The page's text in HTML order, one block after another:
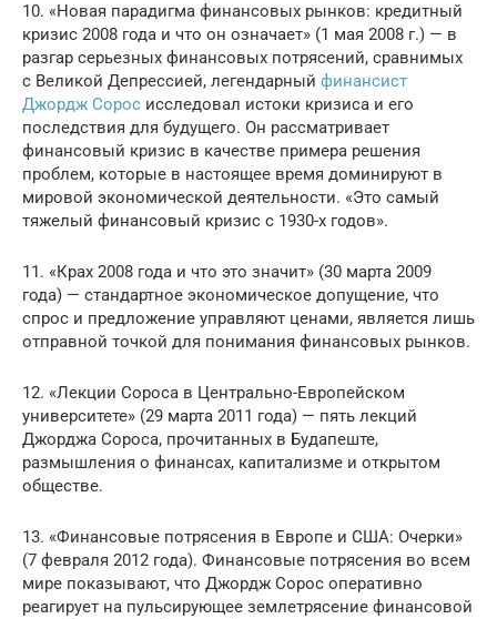
10. «Новая парадигма финансовых рынков: кредитный
кризис 2008 года и что он означает» (1 мая 2008 г.) — в
разгар серьезных финансовых потрясений, сравнимых
с Великой Депрессией, легендарный финансист
Джордж Сорос исследовал истоки кризиса и его
последствия для будущего. Он рассматривает
финансовый кризис в качестве примера решения
проблем, которые в настоящее время доминируют в
мировой экономической деятельности. «Это самый
тяжелый финансовый кризис с 1930-х годов».
11. «Крах 2008 года и что это значит» (30 марта 2009
года) — стандартное экономическое допущение, что
спрос и предложение управляют ценами, является лишь
отправной точкой для понимания финансовых рынков.
12. «Лекции Сороса в Центрально-Европейском
университете» (29 марта 2011 года) — пять лекций
Джорджа Сороса, прочитанных в Будапеште,
размышления о финансах, капитализме и открытом
обществе.
13. «Финансовые потрясения в Европе и США: Очерки»
(7 февраля 2012 года). Финансовые потрясения во всем
мире показывают, что Джордж Сорос оперативно
реагирует на пульсирующее землетрясение финансовой